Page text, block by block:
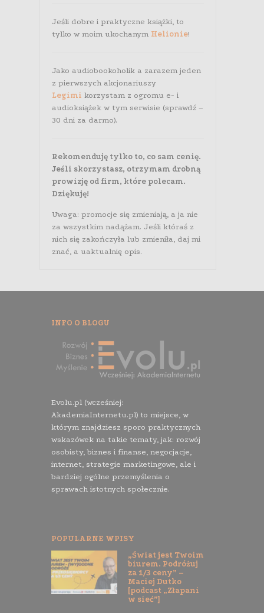
Jeśli dobre i praktyczne książki, to
tylko w moim ukochanym Helionie!
Jako audiobookoholik a zarazem jeden
z pierwszych akcjonariuszy
Legimi korzystam z ogromu e- i
audioksiążek w tym serwisie (sprawdź –
30 dni za darmo).
Rekomenduję tylko to, co sam cenię.
Jeśli skorzystasz, otrzymam drobną
prowizję od firm, które polecam.
Dziękuję!
Uwaga: promocje się zmieniają, a ja nie
za wszystkim nadążam. Jeśli któraś z
nich się zakończyła lub zmieniła, daj mi
znać, a uaktualnię opis.
INFO O BLOGU
Evolu.pl (wcześniej:
AkademiaInternetu.pl) to miejsce, w
którym znajdziesz sporo praktycznych
wskazówek na takie tematy, jak: rozwój
osobisty, biznes i finanse, negocjacje,
internet, strategie marketingowe, ale i
bardziej ogólne przemyślenia o
sprawach istotnych społecznie.
POPULARNE WPISY
„Świat jest Twoim
biurem. Podróżuj
za 1/3 ceny” –
Maciej Dutko
[podcast „Złapani
w sieć”]